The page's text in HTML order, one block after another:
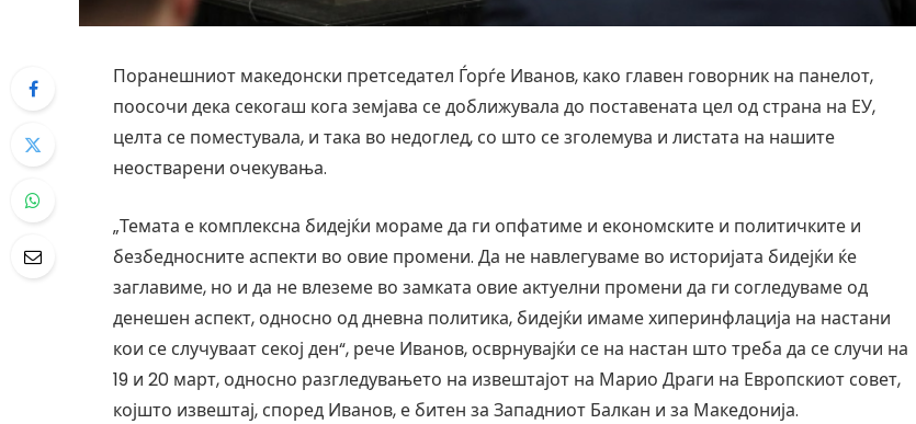
Поранешниот македонски претседател Ѓорѓе Иванов, како главен говорник на панелот,
поосочи дека секогаш кога земјава се доближувала до поставената цел од страна на ЕУ,
целта се поместувала, и така во недоглед, со што се зголемува и листата на нашите
неостварени очекувања.
„Темата е комплексна бидејќи мораме да ги опфатиме и економските и политичките и
безбедносните аспекти во овие промени. Да не навлегуваме во историјата бидејќи ќе
заглавиме, но и да не влеземе во замката овие актуелни промени да ги согледуваме од
денешен аспект, односно од дневна политика, бидејќи имаме хиперинфлација на настани
кои се случуваат секој ден“, рече Иванов, осврнувајќи се на настан што треба да се случи на
19 и 20 март, односно разгледувањето на извештајот на Марио Драги на Европскиот совет,
којшто извештај, според Иванов, е битен за Западниот Балкан и за Македонија.